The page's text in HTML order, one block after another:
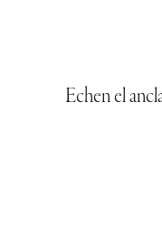
Echen el